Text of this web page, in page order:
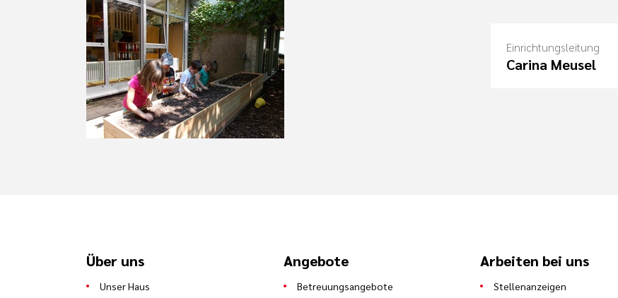
Einrichtungsleitung
Carina Meusel
Über uns
Unser Haus
Angebote
Betreuungsangebote
Arbeiten bei uns
Stellenanzeigen